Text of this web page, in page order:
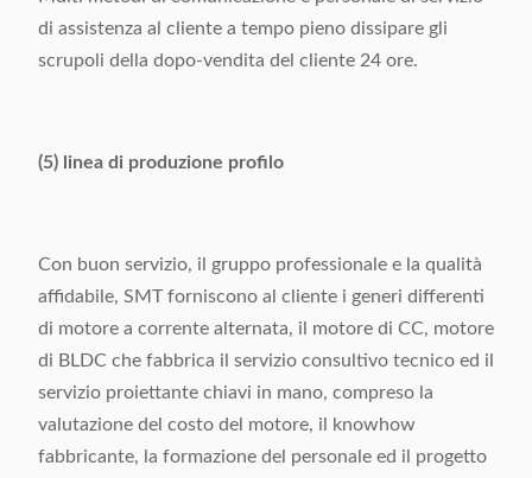
di assistenza al cliente a tempo pieno dissipare gli
scrupoli della dopo-vendita del cliente 24 ore.
(5) linea di produzione profilo
Con buon servizio, il gruppo professionale e la qualità
affidabile, SMT forniscono al cliente i generi differenti
di motore a corrente alternata, il motore di CC, motore
di BLDC che fabbrica il servizio consultivo tecnico ed il
servizio proiettante chiavi in mano, compreso la
valutazione del costo del motore, il knowhow
fabbricante, la formazione del personale ed il progetto